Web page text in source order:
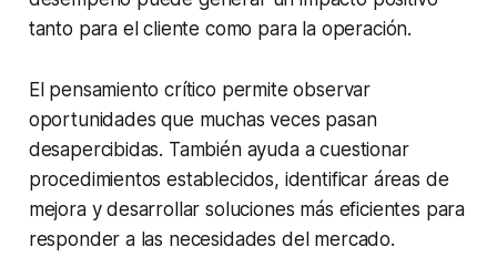
tanto para el cliente como para la operación.
El pensamiento crítico permite observar
oportunidades que muchas veces pasan
desapercibidas. También ayuda a cuestionar
procedimientos establecidos, identificar áreas de
mejora y desarrollar soluciones más eficientes para
responder a las necesidades del mercado.